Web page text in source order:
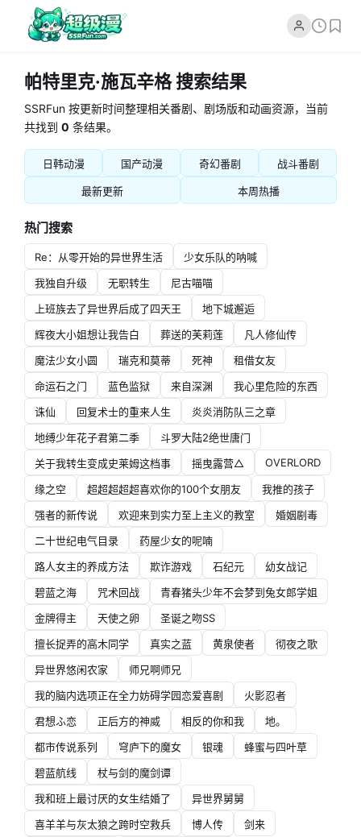
帕特里克·施瓦辛格 搜索结果
SSRFun 按更新时间整理相关番剧、剧场版和动画资源，当前
共找到 0 条结果。
日韩动漫 国产动漫 奇幻番剧 战斗番剧
最新更新 本周热播
热门搜索
Re：从零开始的异世界生活
少女乐队的呐喊
我独自升级
无职转生
尼古喵喵
上班族去了异世界后成了四天王
地下城邂逅
辉夜大小姐想让我告白
葬送的芙莉莲
凡人修仙传
魔法少女小圆
瑞克和莫蒂 死神
租借女友
命运石之门
蓝色监狱 来自深渊
我心里危险的东西
诛仙
回复术士的重来人生
炎炎消防队三之章
地缚少年花子君第二季
斗罗大陆2绝世唐门
关于我转生变成史莱姆这档事
摇曳露营△ OVERLORD
缘之空 超超超超超喜欢你的100个女朋友
我推的孩子
强者的新传说
欢迎来到实力至上主义的教室
婚姻剧毒
二十世纪电气目录
药屋少女的呢喃
路人女主的养成方法
欺诈游戏 石纪元
幼女战记
碧蓝之海
咒术回战
青春猪头少年不会梦到兔女郎学姐
金牌得主
天使之卵
圣诞之吻SS
擅长捉弄的高木同学
真实之蓝 黄泉使者
彻夜之歌
异世界悠闲农家
师兄啊师兄
我的脑内选项正在全力妨碍学园恋爱喜剧
火影忍者
君想ふ恋
正后方的神威 相反的你和我
地。
都市传说系列
穹庐下的魔女 银魂
蜂蜜与四叶草
碧蓝航线
杖与剑的魔剑谭
我和班上最讨厌的女生结婚了
异世界舅舅
喜羊羊与灰太狼之跨时空救兵
博人传
剑来